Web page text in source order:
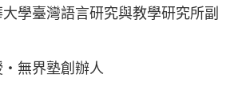
學臺灣語言研究與教學研究所副
‧無界塾創辦人